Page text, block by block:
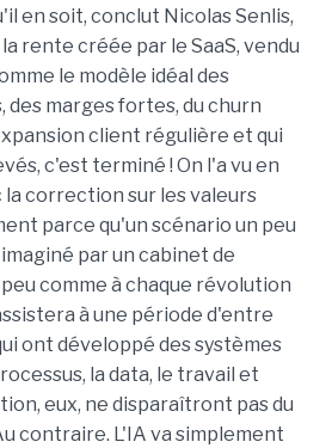
en soit, conclut Nicolas Senlis,
rente créée par le SaaS, vendu
le modèle idéal des
marges fortes, du churn
client régulière et qui
c'est terminé ! On l'a vu en
correction sur les valeurs
parce qu'un scénario un peu
par un cabinet de
comme à chaque révolution
à une période d'entre
ont développé des systèmes
la data, le travail et
eux, ne disparaîtront pas du
contraire. L'IA va simplement